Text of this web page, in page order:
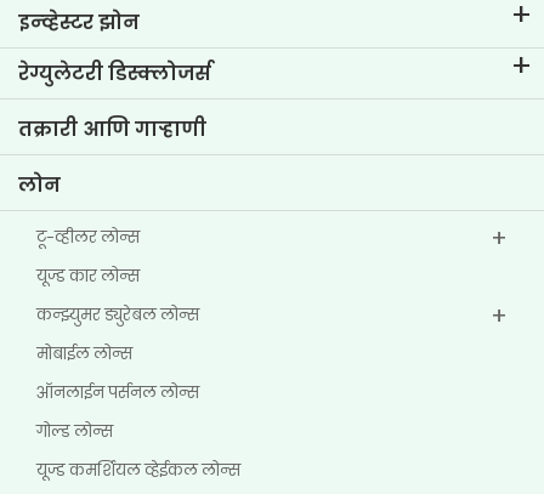
टीव्हीएस क्रेडिट विषयी
आमचा ब्रँड जाणून घ्या
मुख्य प्रोफाईल्स
इन्व्हेस्टर झोन
कॉर्पोरेट गव्हर्नन्स
इन्व्हेस्टर माहिती
रेग्युलेटरी डिस्क्लोजर्स
पॉलिसी
इतर डिस्क्लोजर
तक्रारी आणि गाऱ्हाणी
लोन
टू-व्हीलर लोन्स
यूज्ड कार लोन्स
कन्झ्युमर ड्युरेबल लोन्स
मोबाईल लोन्स
ऑनलाईन पर्सनल लोन्स
गोल्ड लोन्स
यूज्ड कमर्शियल व्हेईकल लोन्स